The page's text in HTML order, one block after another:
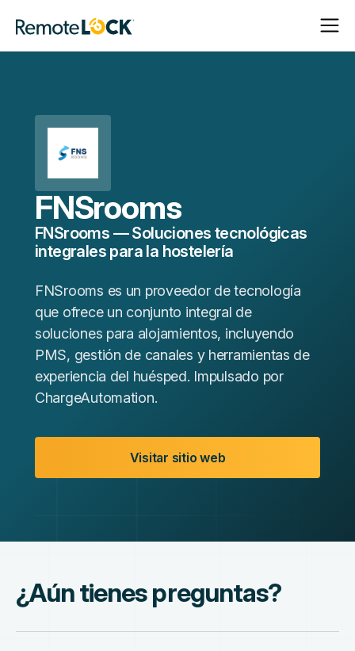
Página
de
inicio
Abrir
Cerrar
FNSrooms
FNSrooms — Soluciones tecnológicas
integrales para la hostelería
FNSrooms es un proveedor de tecnología
que ofrece un conjunto integral de
soluciones para alojamientos, incluyendo
PMS, gestión de canales y herramientas de
experiencia del huésped. Impulsado por
ChargeAutomation.
Visitar sitio web
¿Aún tienes preguntas?